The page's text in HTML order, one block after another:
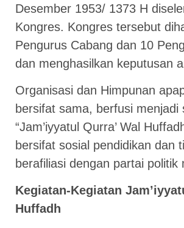
Desember 1953/ 1373 H
Kongres. Kongres tersebut
Pengurus Cabang dan 10
dan menghasilkan keputusan
Organisasi dan Himpunan
bersifat sama, berfusi menjadi
“Jam’iyyatul Qurra’ Wal
bersifat sosial pendidikan dan
berafiliasi dengan partai politik
Kegiatan-Kegiatan
Huffadh